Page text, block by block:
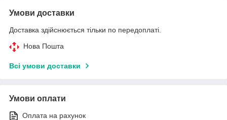
Умови доставки
Доставка здійснюється тільки по передоплаті.
Нова Пошта
Всі умови доставки
Умови оплати
Оплата на рахунок